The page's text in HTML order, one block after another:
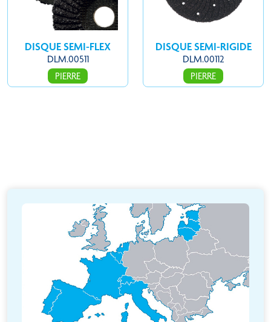
DISQUE SEMI-FLEX
DLM.00511
PIERRE
DISQUE SEMI-RIGIDE
DLM.00112
PIERRE